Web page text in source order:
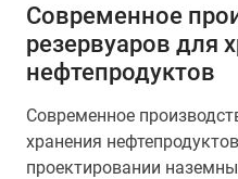
Современное
резервуаров для
нефтепродуктов
Современное
хранения
проектировании